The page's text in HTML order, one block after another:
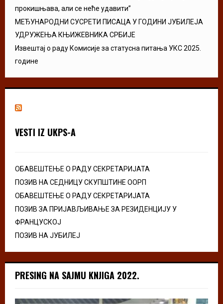
прокишњава, али се неће удавити”
МЕЂУНАРОДНИ СУСРЕТИ ПИСАЦА У ГОДИНИ ЈУБИЛЕЈА
УДРУЖЕЊА КЊИЖЕВНИКА СРБИЈЕ
Извештај о раду Комисије за статусна питања УКС 2025.
године
VESTI IZ UKPS-A
ОБАВЕШТЕЊЕ О РАДУ СЕКРЕТАРИЈАТА
ПОЗИВ НА СЕДНИЦУ СКУПШТИНЕ ООРП
ОБАВЕШТЕЊЕ О РАДУ СЕКРЕТАРИЈАТА
ПОЗИВ ЗА ПРИЈАВЉИВАЊЕ ЗА РЕЗИДЕНЦИЈУ У
ФРАНЦУСКОЈ
ПОЗИВ НА ЈУБИЛЕЈ
PRESING NA SAJMU KNJIGA 2022.